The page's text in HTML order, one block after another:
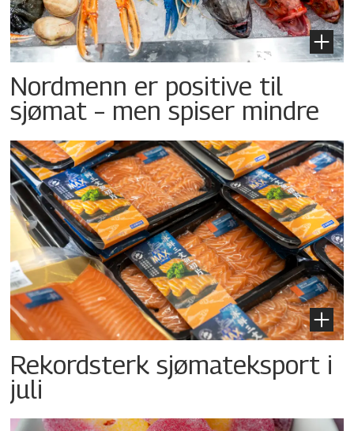
Nordmenn er positive til
sjømat – men spiser mindre
Rekordsterk sjømateksport i
juli